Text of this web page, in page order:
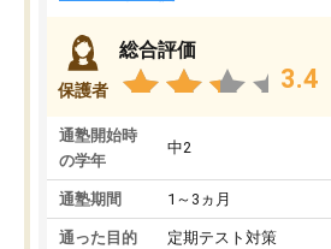
保護者
総合評価
3.4
通塾開始時
の学年
中2
通塾期間 1～3ヵ月
通った目的 定期テスト対策